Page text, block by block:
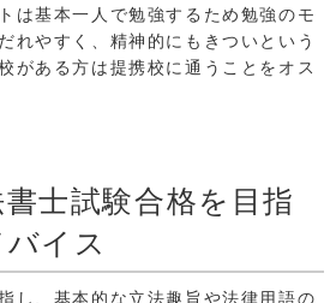
は基本一人で勉強するため勉強のモ
れやすく、精神的にもきついという
がある方は提携校に通うことをオス
士試験合格を目指
イス
し、基本的な立法趣旨や法律用語の